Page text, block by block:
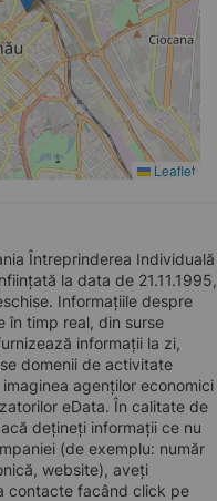
Leaflet
Întreprinderea Individuală
la data de 21.11.1995,
Informațiile despre
în timp real, din surse
informații la zi,
domenii de activitate
agenților economici
eData. În calitate de
dețineți informații ce nu
(de exemplu: număr
website), aveți
contacte facând click pe